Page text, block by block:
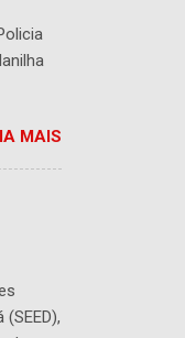
livre
que
MAIS